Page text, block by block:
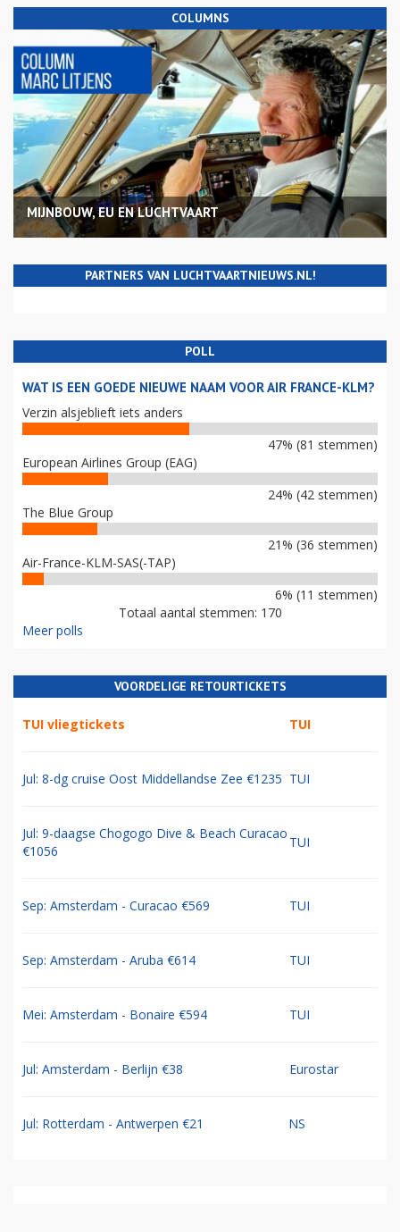
COLUMNS
MIJNBOUW, EU EN LUCHTVAART
PARTNERS VAN LUCHTVAARTNIEUWS.NL!
POLL
WAT IS EEN GOEDE NIEUWE NAAM VOOR AIR FRANCE-KLM?
Verzin alsjeblieft iets anders
47% (81 stemmen)
European Airlines Group (EAG)
24% (42 stemmen)
The Blue Group
21% (36 stemmen)
Air-France-KLM-SAS(-TAP)
6% (11 stemmen)
Totaal aantal stemmen: 170
Meer polls
VOORDELIGE RETOURTICKETS
TUI vliegtickets TUI
Jul: 8-dg cruise Oost Middellandse Zee €1235 TUI
Jul: 9-daagse Chogogo Dive & Beach Curacao
€1056
TUI
Sep: Amsterdam - Curacao €569 TUI
Sep: Amsterdam - Aruba €614 TUI
Mei: Amsterdam - Bonaire €594 TUI
Jul: Amsterdam - Berlijn €38 Eurostar
Jul: Rotterdam - Antwerpen €21 NS